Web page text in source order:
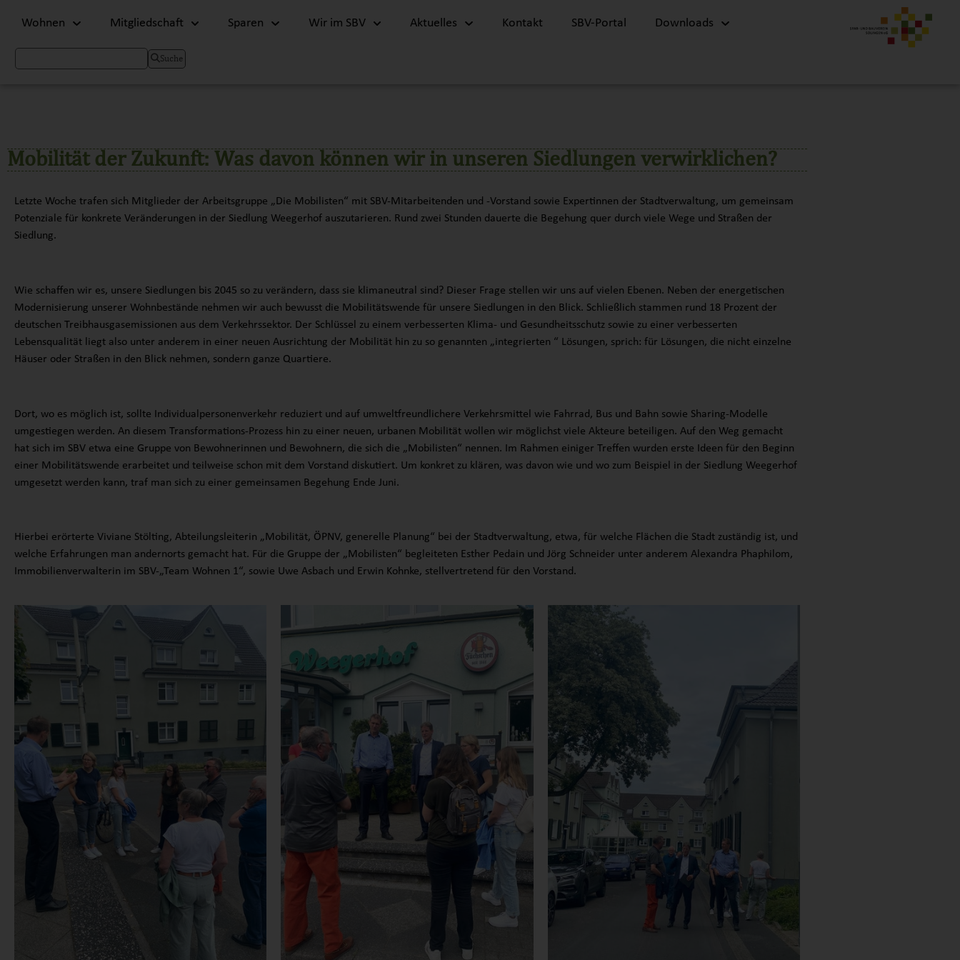
Wohnen Mitgliedschaft Sparen Wir im SBV Aktuelles Kontakt SBV-Portal Downloads
Suche
Mobilität der Zukunft: Was davon können wir in unseren Siedlungen verwirklichen?
Letzte Woche trafen sich Mitglieder der Arbeitsgruppe „Die Mobilisten“ mit SBV-Mitarbeitenden und -Vorstand sowie Expertinnen der Stadtverwaltung, um gemeinsam
Potenziale für konkrete Veränderungen in der Siedlung Weegerhof auszutarieren. Rund zwei Stunden dauerte die Begehung quer durch viele Wege und Straßen der
Siedlung.
Wie schaffen wir es, unsere Siedlungen bis 2045 so zu verändern, dass sie klimaneutral sind? Dieser Frage stellen wir uns auf vielen Ebenen. Neben der energetischen
Modernisierung unserer Wohnbestände nehmen wir auch bewusst die Mobilitätswende für unsere Siedlungen in den Blick. Schließlich stammen rund 18 Prozent der
deutschen Treibhausgasemissionen aus dem Verkehrssektor. Der Schlüssel zu einem verbesserten Klima- und Gesundheitsschutz sowie zu einer verbesserten
Lebensqualität liegt also unter anderem in einer neuen Ausrichtung der Mobilität hin zu so genannten „integrierten “ Lösungen, sprich: für Lösungen, die nicht einzelne
Häuser oder Straßen in den Blick nehmen, sondern ganze Quartiere.
Dort, wo es möglich ist, sollte Individualpersonenverkehr reduziert und auf umweltfreundlichere Verkehrsmittel wie Fahrrad, Bus und Bahn sowie Sharing-Modelle
umgestiegen werden. An diesem Transformations-Prozess hin zu einer neuen, urbanen Mobilität wollen wir möglichst viele Akteure beteiligen. Auf den Weg gemacht
hat sich im SBV etwa eine Gruppe von Bewohnerinnen und Bewohnern, die sich die „Mobilisten“ nennen. Im Rahmen einiger Treffen wurden erste Ideen für den Beginn
einer Mobilitätswende erarbeitet und teilweise schon mit dem Vorstand diskutiert. Um konkret zu klären, was davon wie und wo zum Beispiel in der Siedlung Weegerhof
umgesetzt werden kann, traf man sich zu einer gemeinsamen Begehung Ende Juni.
Hierbei erörterte Viviane Stölting, Abteilungsleiterin „Mobilität, ÖPNV, generelle Planung“ bei der Stadtverwaltung, etwa, für welche Flächen die Stadt zuständig ist, und
welche Erfahrungen man andernorts gemacht hat. Für die Gruppe der „Mobilisten“ begleiteten Esther Pedain und Jörg Schneider unter anderem Alexandra Phaphilom,
Immobilienverwalterin im SBV-„Team Wohnen 1“, sowie Uwe Asbach und Erwin Kohnke, stellvertretend für den Vorstand.